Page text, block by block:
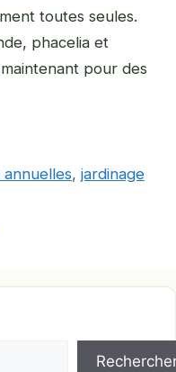
toutes seules.
phacelia et
pour des
, jardinage